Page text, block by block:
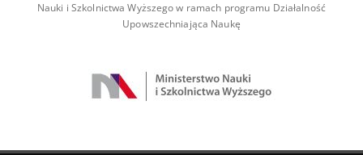
Nauki i Szkolnictwa Wyższego w ramach programu Działalność
Upowszechniająca Naukę